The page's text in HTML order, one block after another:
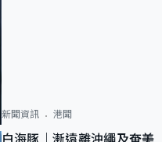
新聞資訊 港聞
白海豚｜漸遠離沖繩及奄